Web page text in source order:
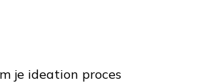
je ideation proces